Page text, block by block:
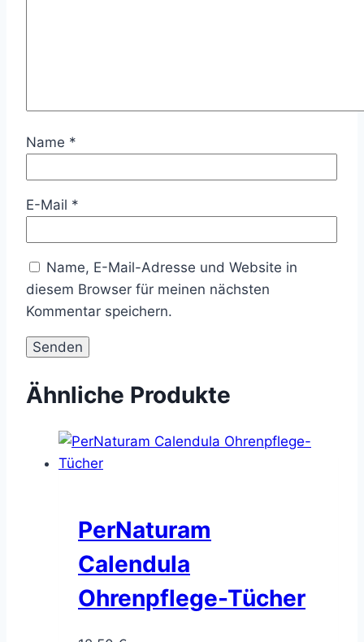
Name *
E-Mail *
Name, E-Mail-Adresse und Website in
diesem Browser für meinen nächsten
Kommentar speichern.
Ähnliche Produkte
PerNaturam
Calendula
Ohrenpflege-Tücher